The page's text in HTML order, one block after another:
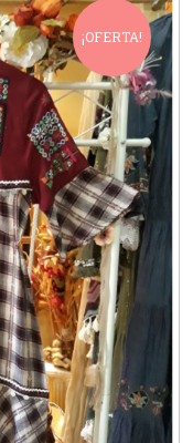
¡OFERTA!